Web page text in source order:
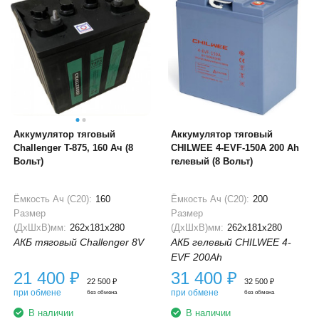
Аккумулятор тяговый
Challenger T-875, 160 Ач (8
Вольт)
Ёмкость Ач (С20): 160
Размер
(ДхШхВ)мм: 262x181x280
АКБ тяговый Challenger 8V
21 400 ₽
при обмене
22 500 ₽
без обмена
В наличии
Аккумулятор тяговый
CHILWEE 4-EVF-150A 200 Ah
гелевый (8 Вольт)
Ёмкость Ач (С20): 200
Размер
(ДхШхВ)мм: 262x181x280
АКБ гелевый CHILWEE 4-
EVF 200Ah
31 400 ₽
при обмене
32 500 ₽
без обмена
В наличии